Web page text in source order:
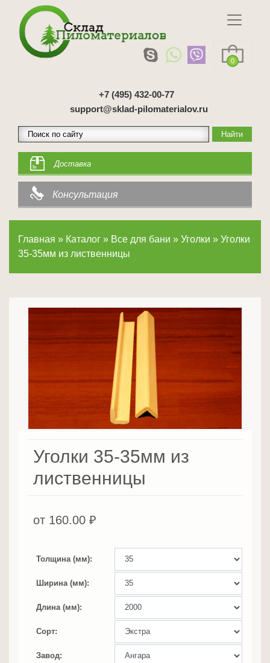
0
+7 (495) 432-00-77
support@sklad-pilomaterialov.ru
Доставка
Консультация
Главная » Каталог » Все для бани » Уголки » Уголки
35-35мм из лиственницы
Уголки 35-35мм из
лиственницы
от 160.00 ₽
Толщина (мм)
Ширина (мм)
Длина (мм)
Сорт
Завод